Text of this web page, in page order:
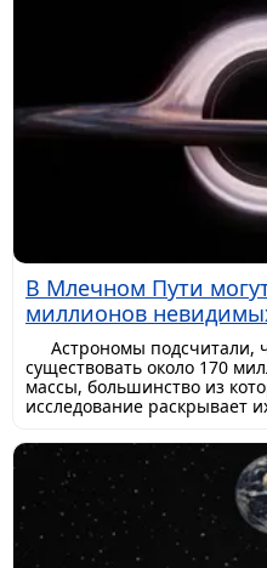
В Млечном Пути
миллионов
Астрономы подсчитали,
существовать около 170
массы, большинство из
исследование раскрывает